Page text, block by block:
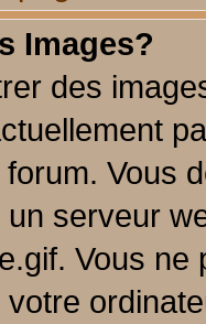
Images?
des
Vous
serveur
Vous